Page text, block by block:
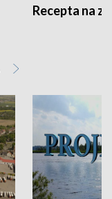
Recepta na